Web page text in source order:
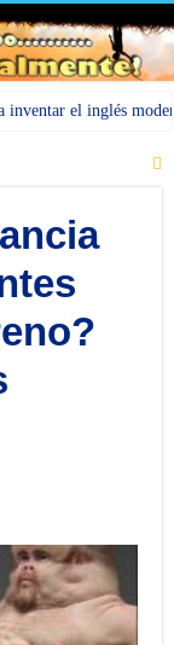
inventar el inglés